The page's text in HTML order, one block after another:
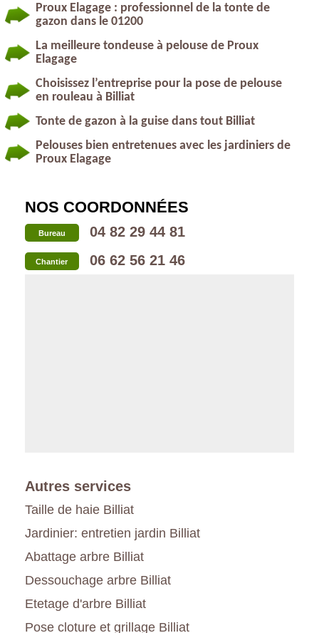
Proux Elagage : professionnel de la tonte de
gazon dans le 01200
La meilleure tondeuse à pelouse de Proux
Elagage
Choisissez l’entreprise pour la pose de pelouse
en rouleau à Billiat
Tonte de gazon à la guise dans tout Billiat
Pelouses bien entretenues avec les jardiniers de
Proux Elagage
NOS COORDONNÉES
Bureau 04 82 29 44 81
Chantier 06 62 56 21 46
Autres services
Taille de haie Billiat
Jardinier: entretien jardin Billiat
Abattage arbre Billiat
Dessouchage arbre Billiat
Etetage d'arbre Billiat
Pose cloture et grillage Billiat